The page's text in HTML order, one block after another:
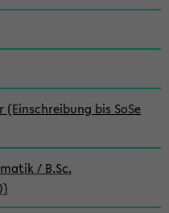
bis SoSe
/ B.Sc.